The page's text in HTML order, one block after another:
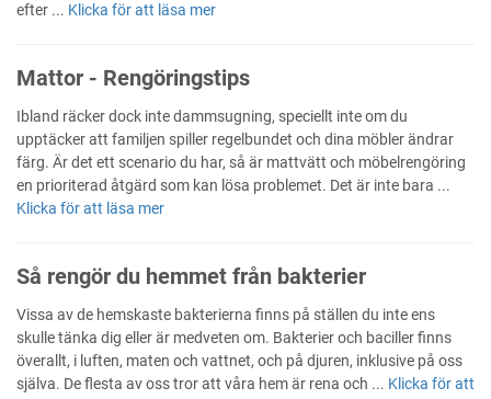
efter ... Klicka för att läsa mer
Mattor - Rengöringstips
Ibland räcker dock inte dammsugning, speciellt inte om du
upptäcker att familjen spiller regelbundet och dina möbler ändrar
färg. Är det ett scenario du har, så är mattvätt och möbelrengöring
en prioriterad åtgärd som kan lösa problemet. Det är inte bara ...
Klicka för att läsa mer
Så rengör du hemmet från bakterier
Vissa av de hemskaste bakterierna finns på ställen du inte ens
skulle tänka dig eller är medveten om. Bakterier och baciller finns
överallt, i luften, maten och vattnet, och på djuren, inklusive på oss
själva. De flesta av oss tror att våra hem är rena och ... Klicka för att